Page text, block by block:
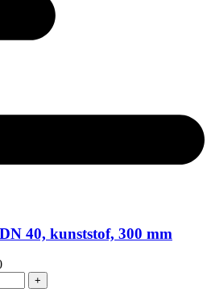
40, kunststof, 300 mm
+